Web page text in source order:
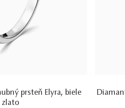
prsteň Elyra, biele
zlato